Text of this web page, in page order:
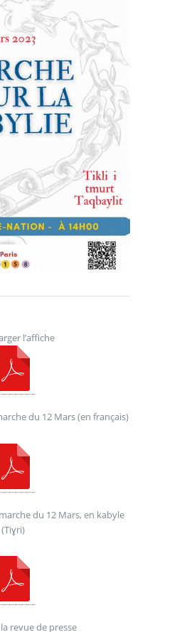
l’affiche
du 12 Mars (en français)
du 12 Mars, en kabyle
(Tiɣri)
revue de presse